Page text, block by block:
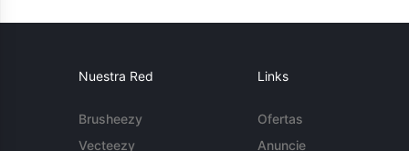
Nuestra Red
Brusheezy
Vecteezy
Links
Ofertas
Anuncie